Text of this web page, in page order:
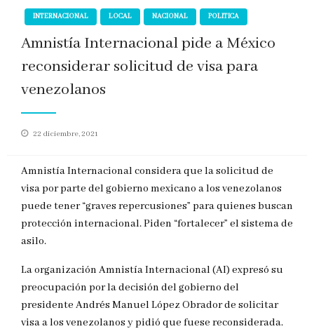
INTERNACIONAL LOCAL NACIONAL POLITICA
Amnistía Internacional pide a México
reconsiderar solicitud de visa para
venezolanos
Publicado
22 diciembre, 2021
Amnistía Internacional considera que la solicitud de
visa por parte del gobierno mexicano a los venezolanos
puede tener “graves repercusiones” para quienes buscan
protección internacional. Piden “fortalecer” el sistema de
asilo.
La organización Amnistía Internacional (AI) expresó su
preocupación por la decisión del gobierno del
presidente Andrés Manuel López Obrador de solicitar
visa a los venezolanos y pidió que fuese reconsiderada.